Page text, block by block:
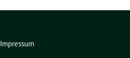
Impressum